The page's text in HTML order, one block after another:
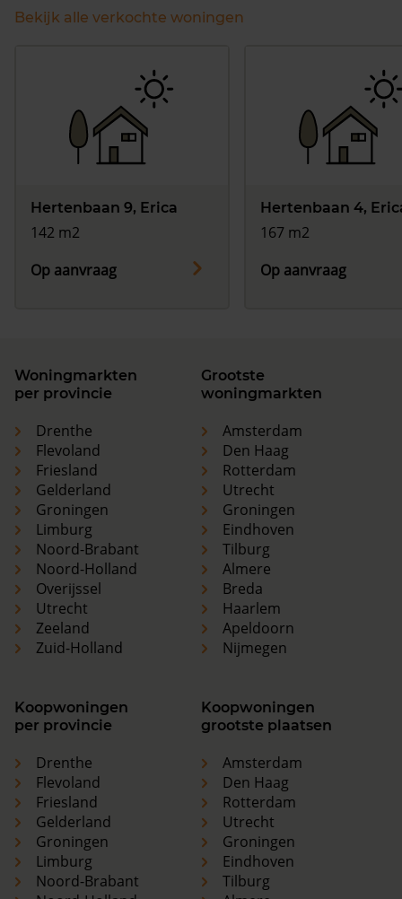
Bekijk alle verkochte woningen
Hertenbaan 9, Erica
142 m2
Op aanvraag
Hertenbaan 4,
167 m2
Op aanvraag
Woningmarkten
per provincie
Drenthe
Flevoland
Friesland
Gelderland
Groningen
Limburg
Noord-Brabant
Noord-Holland
Overijssel
Utrecht
Zeeland
Zuid-Holland
Grootste
woningmarkten
Amsterdam
Den Haag
Rotterdam
Utrecht
Groningen
Eindhoven
Tilburg
Almere
Breda
Haarlem
Apeldoorn
Nijmegen
Koopwoningen
per provincie
Drenthe
Flevoland
Friesland
Gelderland
Groningen
Limburg
Noord-Brabant
Koopwoningen
grootste plaatsen
Amsterdam
Den Haag
Rotterdam
Utrecht
Groningen
Eindhoven
Tilburg